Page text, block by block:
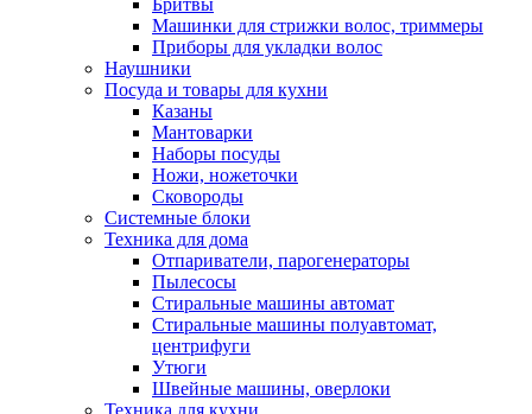
Бритвы
Машинки для стрижки волос, триммеры
Приборы для укладки волос
Наушники
Посуда и товары для кухни
Казаны
Мантоварки
Наборы посуды
Ножи, ножеточки
Сковороды
Системные блоки
Техника для дома
Отпариватели, парогенераторы
Пылесосы
Стиральные машины автомат
Стиральные машины полуавтомат,
центрифуги
Утюги
Швейные машины, оверлоки